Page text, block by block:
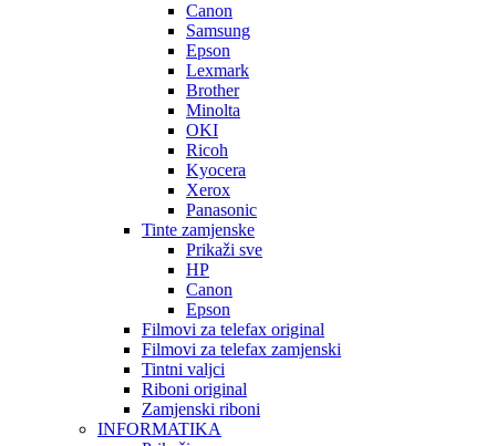
Canon
Samsung
Epson
Lexmark
Brother
Minolta
OKI
Ricoh
Kyocera
Xerox
Panasonic
Tinte zamjenske
Prikaži sve
HP
Canon
Epson
Filmovi za telefax original
Filmovi za telefax zamjenski
Tintni valjci
Riboni original
Zamjenski riboni
INFORMATIKA